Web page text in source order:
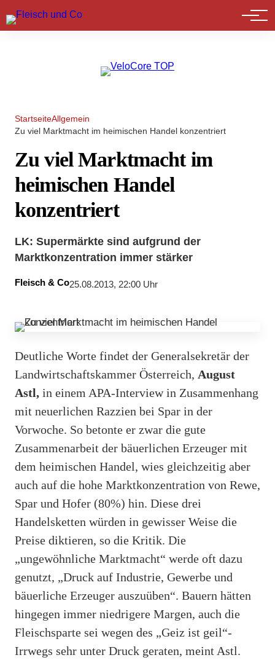
Marktführer
StartseiteAllgemein
Zu viel Marktmacht im heimischen Handel konzentriert
Zu viel Marktmacht im
heimischen Handel
konzentriert
LK: Supermärkte sind aufgrund der
Marktkonzentration immer stärker
Fleisch & Co25.08.2013, 22:00 Uhr
Deutliche Worte findet der Generalsekretär der
Landwirtschaftskammer Österreich, August
Astl, in einem APA-Interview in Zusammenhang
mit neuerlichen Razzien bei Spar in der
Vorwoche. So betonte er zwar die gute
Zusammenarbeit der bäuerlichen Erzeuger mit
dem heimischen Handel, wies gleichzeitig aber
auch auf die hohe Marktkonzentration von Rewe,
Spar und Hofer (80%) hin. Diese drei
Handelsketten würden in gewisser Weise die
Preise diktieren, so die Kritik. Die
„ungewöhnliche Marktmacht“ werde oft dazu
genutzt, „Druck auf Industrie, Gewerbe und
bäuerliche Erzeuger auszuüben“. Bauern hätten
hingegen immer niedrigere Margen, auch die
Fleischsparte sei wegen des „Geiz ist geil“-
Irrwegs sehr unter Druck geraten, meint Astl.